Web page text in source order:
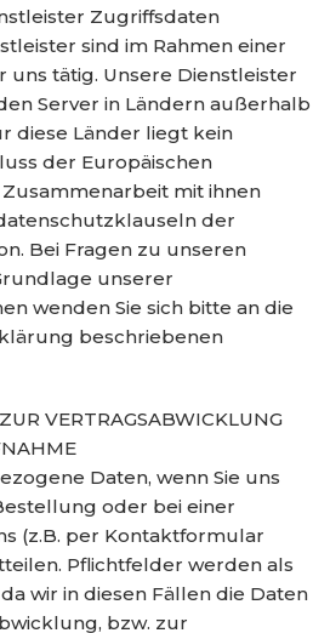
Zugriffsdaten
sind im Rahmen einer
tätig. Unsere Dienstleister
Server in Ländern außerhalb
diese Länder liegt kein
der Europäischen
mit ihnen
der
Bei Fragen zu unseren
unserer
wenden Sie sich bitte an die
beschriebenen
VERTRAGSABWICKLUNG
Daten, wenn Sie uns
oder bei einer
(z.B. per Kontaktformular
Pflichtfelder werden als
wir in diesen Fällen die Daten
bzw. zur